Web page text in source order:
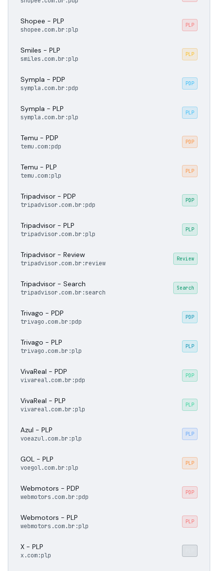
Shopee - PLP
shopee.com.br:plp
PLP
Smiles - PLP
smiles.com.br:plp
PLP
Sympla - PDP
sympla.com.br:pdp
PDP
Sympla - PLP
sympla.com.br:plp
PLP
Temu - PDP
temu.com:pdp
PDP
Temu - PLP
temu.com:plp
PLP
Tripadvisor - PDP
tripadvisor.com.br:pdp
PDP
Tripadvisor - PLP
tripadvisor.com.br:plp
PLP
Tripadvisor - Review
tripadvisor.com.br:review
Review
Tripadvisor - Search
tripadvisor.com.br:search
Search
Trivago - PDP
trivago.com.br:pdp
PDP
Trivago - PLP
trivago.com.br:plp
PLP
VivaReal - PDP
vivareal.com.br:pdp
PDP
VivaReal - PLP
vivareal.com.br:plp
PLP
Azul - PLP
voeazul.com.br:plp
PLP
GOL - PLP
voegol.com.br:plp
PLP
Webmotors - PDP
webmotors.com.br:pdp
PDP
Webmotors - PLP
webmotors.com.br:plp
PLP
X - PLP
x.com:plp